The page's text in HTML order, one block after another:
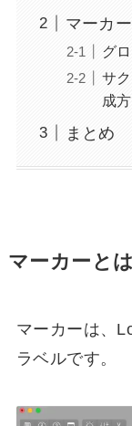
マーカ
グ
サ
成
まとめ
マーカーと
マーカーは、
ラベルです。